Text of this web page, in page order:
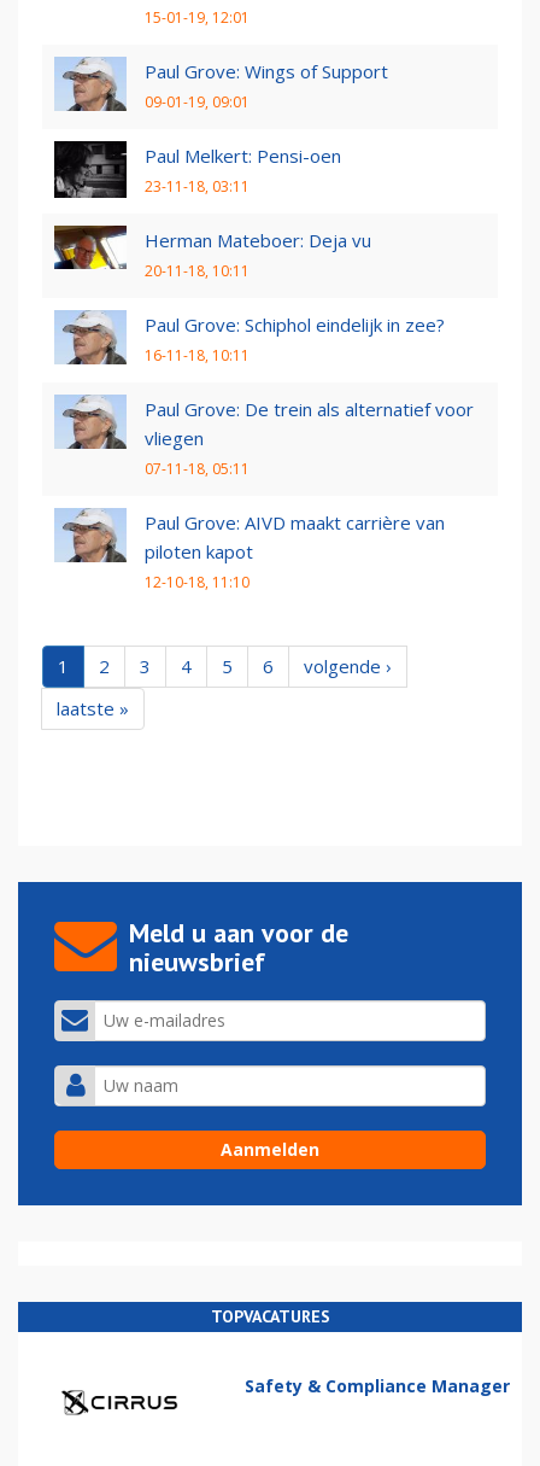
15-01-19, 12:01
Paul Grove: Wings of Support
09-01-19, 09:01
Paul Melkert: Pensi-oen
23-11-18, 03:11
Herman Mateboer: Deja vu
20-11-18, 10:11
Paul Grove: Schiphol eindelijk in zee?
16-11-18, 10:11
Paul Grove: De trein als alternatief voor
vliegen
07-11-18, 05:11
Paul Grove: AIVD maakt carrière van
piloten kapot
12-10-18, 11:10
1 2 3 4 5 6
volgende ›
laatste »
Meld u aan voor de
nieuwsbrief
TOPVACATURES
Safety & Compliance Manager